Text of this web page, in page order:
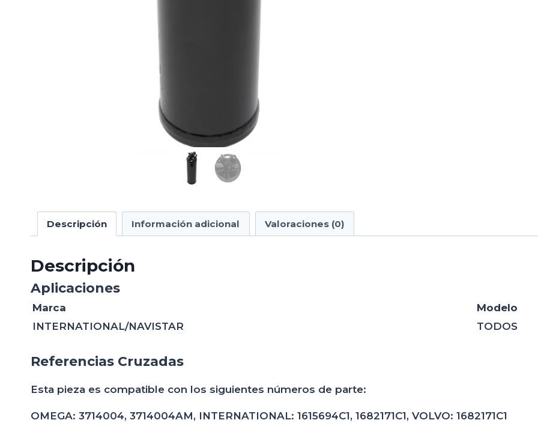
Descripción Información adicional Valoraciones (0)
Descripción
Aplicaciones
Marca
Modelo
INTERNATIONAL/NAVISTAR
TODOS
Referencias Cruzadas
Esta pieza es compatible con los siguientes números de parte:
OMEGA: 3714004, 3714004AM, INTERNATIONAL: 1615694C1, 1682171C1, VOLVO: 1682171C1